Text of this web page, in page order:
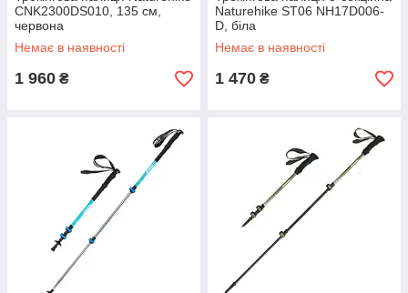
CNK2300DS010, 135 см,
червона
Немає в наявності
1 960 ₴
Naturehike ST06 NH17D006-
D, біла
Немає в наявності
1 470 ₴